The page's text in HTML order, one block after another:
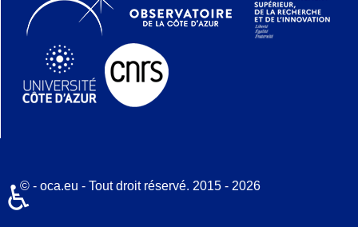
© - oca.eu - Tout droit réservé. 2015 - 2026